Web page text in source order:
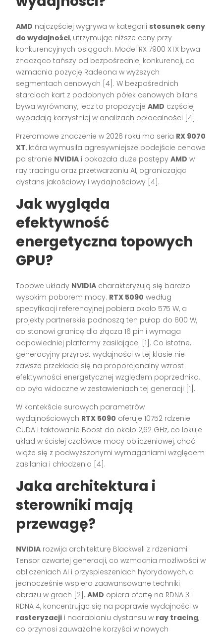
AMD najczęściej wygrywa w kategorii stosunek ceny
do wydajności, utrzymując niższe ceny przy
konkurencyjnych osiągach. Model RX 7900 XTX bywa
znacząco tańszy od bezpośredniej konkurencji, co
wzmacnia pozycję Radeona w wyższych
segmentach cenowych [4]. W bezpośrednich
starciach kart z podobnych półek cenowych bilans
bywa wyrównany, lecz to propozycjeAMD częściej
wypadają korzystniej w analizach opłacalności [4].
Przełomowe znaczenie w 2026 roku ma seria RX 9070
XT, która wymusiła agresywniejsze podejście cenowe
po stronie NVIDIA i pokazała duże postępyAMD w
ray tracingu oraz przetwarzaniu AI, ograniczając
dystans jakościowy i wydajnościowy [4].
Jak wygląda
efektywność
energetyczna topowych
GPU?
Topowe układy NVIDIA charakteryzują się bardzo
wysokim poborem mocy. RTX 5090 według
specyfikacji referencyjnej pobiera około 575 W, a
projekty partnerskie podnoszą ten pułap do 600 W,
co stanowi granicę dla złącza 16 pin i wymaga
odpowiedniej platformy zasilającej [1]. Co istotne,
generacyjny przyrost wydajności w tej klasie nie
zawsze przekłada się na proporcjonalny wzrost
efektywności energetycznej względem poprzednika,
co było widoczne w zestawieniach tej generacji [1].
W kontekście surowych parametrów
wydajnościowych RTX 5090 oferuje 10752 rdzenie
CUDA i taktowanie Boost do około 2,62 GHz, co lokuje
układ w ścisłej czołówce mocy obliczeniowej, choć
wiąże się z podwyższonymi wymaganiami względem
zasilania i chłodzenia [4].
Jaka architektura i
sterowniki mają
przewagę?
NVIDIA rozwija architekturę Blackwell z rdzeniami
Tensor czwartej generacji, co wzmacnia możliwości w
obliczeniach AI i przyspieszeniach hybrydowych, a
jednocześnie wspiera zaawansowane techniki
obrazu w grach [2].AMD opiera ofertę na RDNA 3 i
RDNA 4, koncentrując się na poprawie wydajności w
rasteryzacji i nadrabianiu dystansu w ray tracing,
co przynosi zauważalne korzyści w nowych